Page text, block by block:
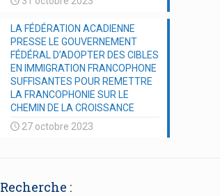
LA FÉDÉRATION ACADIENNE
PRESSE LE GOUVERNEMENT
FÉDÉRAL D’ADOPTER DES CIBLES
EN IMMIGRATION FRANCOPHONE
SUFFISANTES POUR REMETTRE
LA FRANCOPHONIE SUR LE
CHEMIN DE LA CROISSANCE
27 octobre 2023
Recherche :